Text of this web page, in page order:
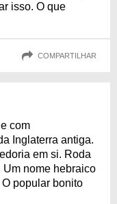
isso. O que
COMPARTILHAR
com
Inglaterra antiga.
em si. Roda
nome hebraico
popular bonito